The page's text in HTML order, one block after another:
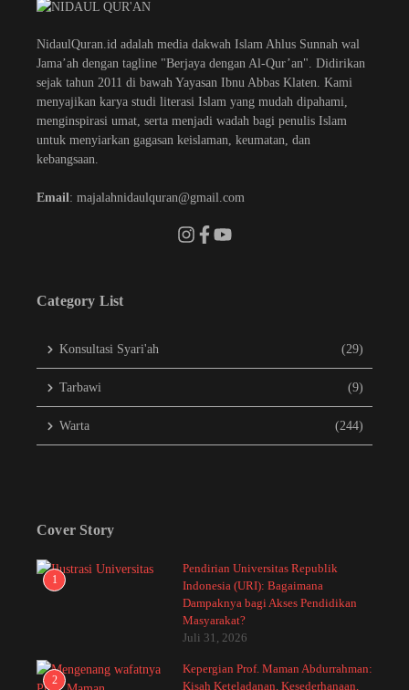
NidaulQuran.id adalah media dakwah Islam Ahlus Sunnah wal
Jama’ah dengan tagline "Berjaya dengan Al-Qur’an". Didirikan
sejak tahun 2011 di bawah Yayasan Ibnu Abbas Klaten. Kami
menyajikan karya studi literasi Islam yang mudah dipahami,
menginspirasi umat, serta menjadi wadah bagi penulis Islam
untuk menyiarkan gagasan keislaman, keumatan, dan
kebangsaan.
Email: majalahnidaulquran@gmail.com
Category List
Konsultasi Syari'ah (29)
Tarbawi (9)
Warta (244)
Cover Story
1
Pendirian Universitas Republik
Indonesia (URI): Bagaimana
Dampaknya bagi Akses Pendidikan
Masyarakat?
Juli 31, 2026
2
Kepergian Prof. Maman Abdurrahman:
Kisah Keteladanan, Kesederhanaan,